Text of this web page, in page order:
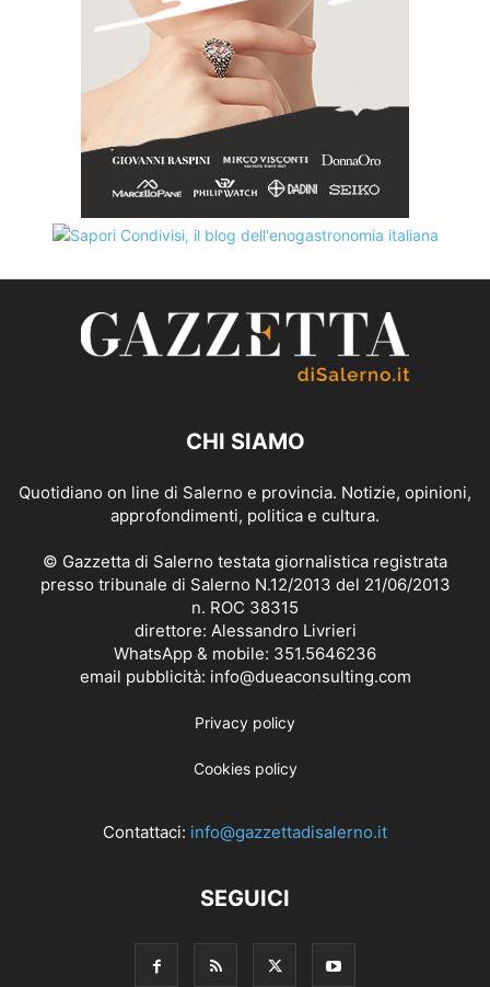
CHI SIAMO
Quotidiano on line di Salerno e provincia. Notizie, opinioni,
approfondimenti, politica e cultura.
© Gazzetta di Salerno testata giornalistica registrata
presso tribunale di Salerno N.12/2013 del 21/06/2013
n. ROC 38315
direttore: Alessandro Livrieri
WhatsApp & mobile: 351.5646236
email pubblicità: info@dueaconsulting.com
Privacy policy
Cookies policy
Contattaci: info@gazzettadisalerno.it
SEGUICI